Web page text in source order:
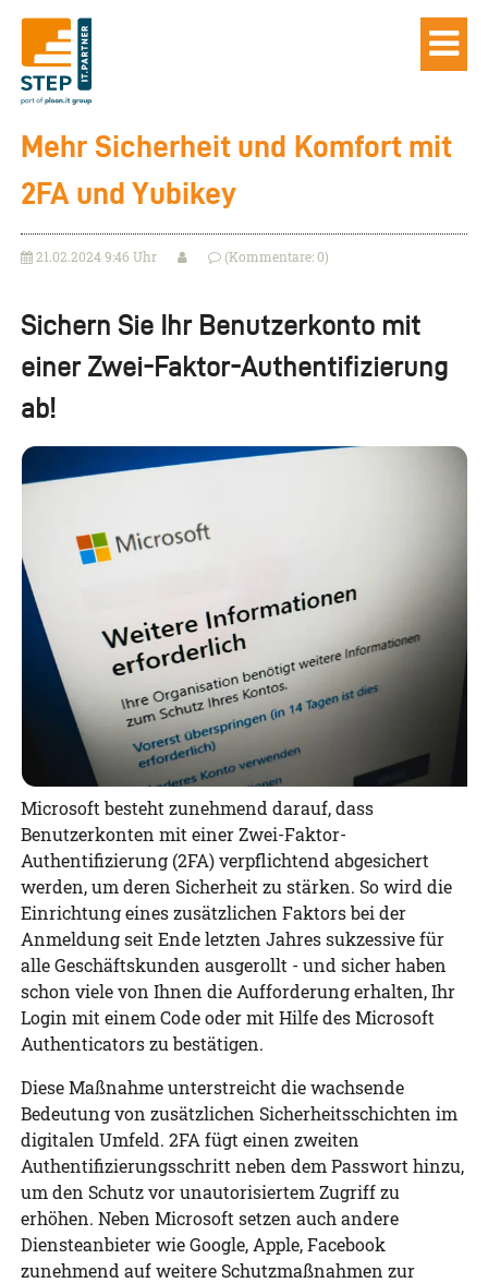
Mehr Sicherheit und Komfort mit
2FA und Yubikey
21.02.2024 9:46 Uhr (Kommentare: 0)
Sichern Sie Ihr Benutzerkonto mit
einer Zwei-Faktor-Authentifizierung
ab!
Microsoft besteht zunehmend darauf, dass
Benutzerkonten mit einer Zwei-Faktor-
Authentifizierung (2FA) verpflichtend abgesichert
werden, um deren Sicherheit zu stärken. So wird die
Einrichtung eines zusätzlichen Faktors bei der
Anmeldung seit Ende letzten Jahres sukzessive für
alle Geschäftskunden ausgerollt - und sicher haben
schon viele von Ihnen die Aufforderung erhalten, Ihr
Login mit einem Code oder mit Hilfe des Microsoft
Authenticators zu bestätigen.
Diese Maßnahme unterstreicht die wachsende
Bedeutung von zusätzlichen Sicherheitsschichten im
digitalen Umfeld. 2FA fügt einen zweiten
Authentifizierungsschritt neben dem Passwort hinzu,
um den Schutz vor unautorisiertem Zugriff zu
erhöhen. Neben Microsoft setzen auch andere
Diensteanbieter wie Google, Apple, Facebook
zunehmend auf weitere Schutzmaßnahmen zur